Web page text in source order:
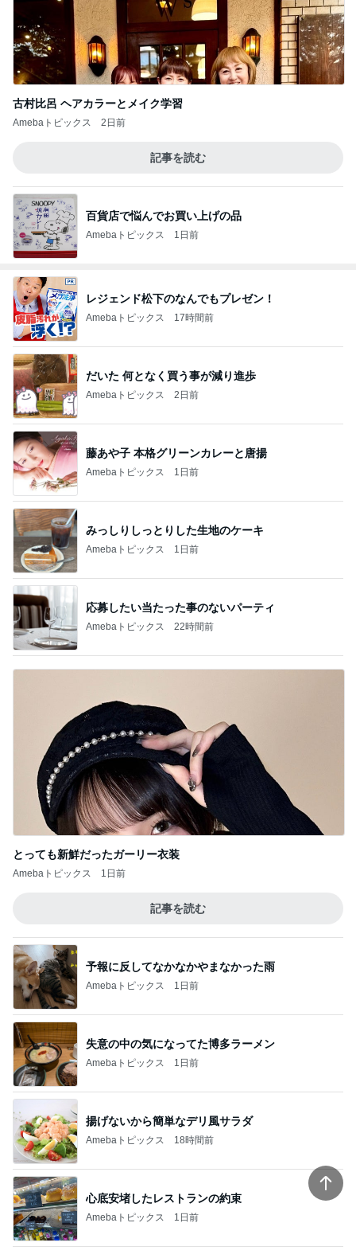
古村比呂 ヘアカラーとメイク学習
Amebaトピックス 2日前
記事を読む
百貨店で悩んでお買い上げの品
Amebaトピックス 1日前
レジェンド松下のなんでもプレゼン！
Amebaトピックス 17時間前
だいた 何となく買う事が減り進歩
Amebaトピックス 2日前
藤あや子 本格グリーンカレーと唐揚
Amebaトピックス 1日前
みっしりしっとりした生地のケーキ
Amebaトピックス 1日前
応募したい当たった事のないパーティ
Amebaトピックス 22時間前
とっても新鮮だったガーリー衣装
Amebaトピックス 1日前
記事を読む
予報に反してなかなかやまなかった雨
Amebaトピックス 1日前
失意の中の気になってた博多ラーメン
Amebaトピックス 1日前
揚げないから簡単なデリ風サラダ
Amebaトピックス 18時間前
心底安堵したレストランの約束
Amebaトピックス 1日前